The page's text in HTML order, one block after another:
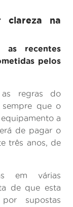
clareza na
as recentes
pelos
as regras do
sempre que o
a
de pagar o
três anos, de
em várias
de que esta
supostas